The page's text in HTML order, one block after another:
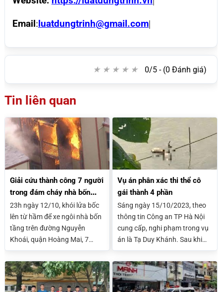
Email:luatdungtrinh@gmail.com|
★ ★ ★ ★ ★
★ ★ ★ ★ ★ 0/5 - (0 Đánh giá)
Tin liên quan
Giải cứu thành công 7 người
trong đám cháy nhà bốn
tầng ở Hà Nội
23h ngày 12/10, khói lửa bốc
lên từ hầm để xe ngôi nhà bốn
tầng trên đường Nguyễn
Khoái, quận Hoàng Mai, 7
người trong hai gia đình anh
em ruột bị mắc kẹt, chạy ra
ban công cầu cứu.
Vụ án phân xác thi thể cô
gái thành 4 phần
Sáng ngày 15/10/2023, theo
thông tin Công an TP Hà Nội
cung cấp, nghi phạm trong vụ
án là Tạ Duy Khánh. Sau khi
giết cô khái nghi phạm
đã phân xác thi thể cô
gái thành 4 phần và bỏ trốn và
bị cơ quan chức năng bắt giữ